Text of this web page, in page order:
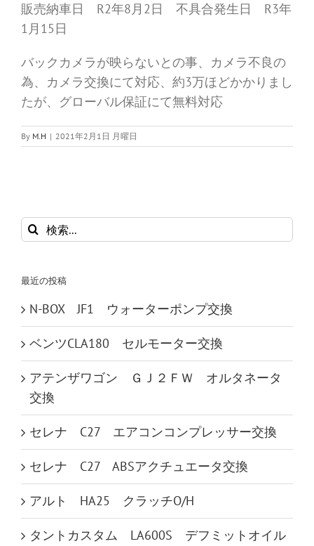
販売納車日 R2年8月2日 不具合発生日 R3年
1月15日
バックカメラが映らないとの事、カメラ不良の
為、カメラ交換にて対応、約3万ほどかかりまし
たが、グローバル保証にて無料対応
By M.H | 2021年2月1日 月曜日
検
索
最近の投稿
N-BOX JF1 ウォーターポンプ交換
ベンツCLA180 セルモーター交換
アテンザワゴン ＧＪ２ＦＷ オルタネータ
交換
セレナ C27 エアコンコンプレッサー交換
セレナ C27 ABSアクチュエータ交換
アルト HA25 クラッチO/H
タントカスタム LA600S デフミットオイル